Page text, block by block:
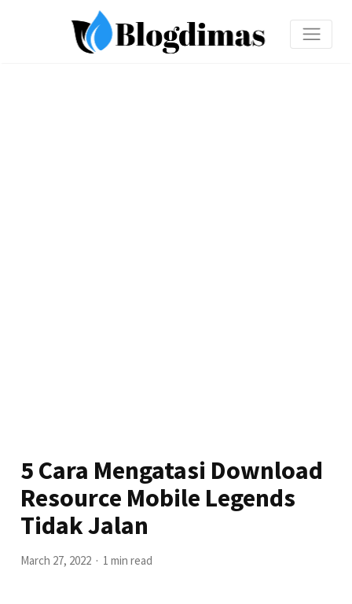
5 Cara Mengatasi Download
Resource Mobile Legends
Tidak Jalan
March 27, 2022 1 min read